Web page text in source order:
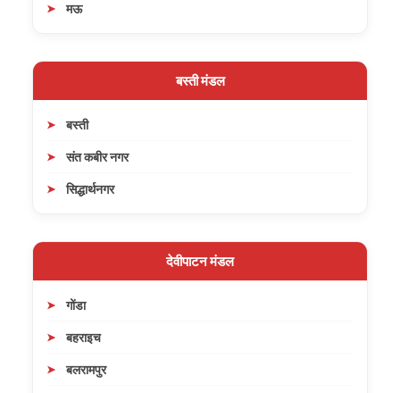
मऊ
बस्ती मंडल
बस्ती
संत कबीर नगर
सिद्धार्थनगर
देवीपाटन मंडल
गोंडा
बहराइच
बलरामपुर